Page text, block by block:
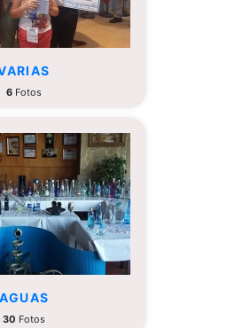
6 Fotos
AGUAS
30 Fotos